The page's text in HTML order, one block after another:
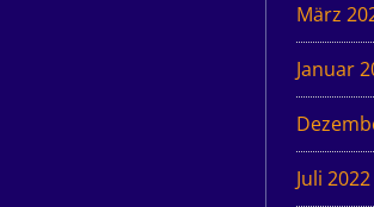
März
Januar
Juli 2022